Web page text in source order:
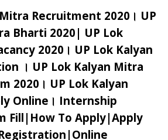
Recruitment 2020। UP
Bharti 2020| UP Lok
2020। UP Lok Kalyan
। UP Lok Kalyan Mitra
2020। UP Lok Kalyan
Online। Internship
Fill|How To Apply|Apply